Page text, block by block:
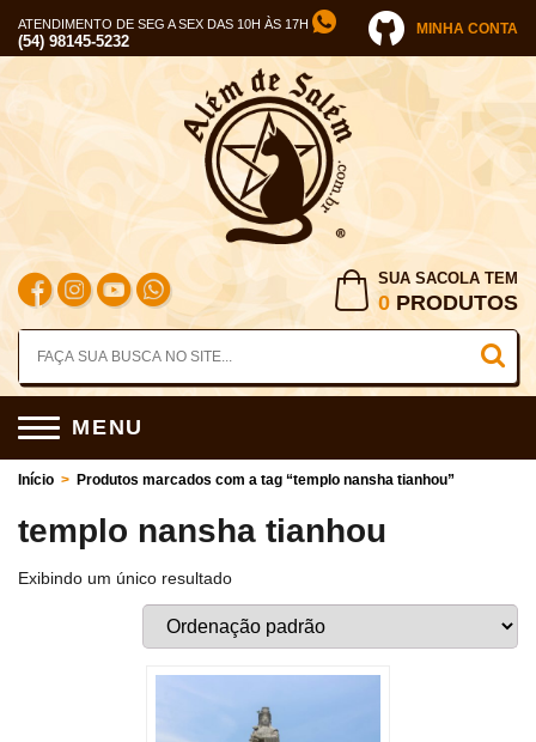
ATENDIMENTO DE SEG A SEX DAS 10H ÀS 17H
(54) 98145-5232
MINHA CONTA
SUA SACOLA TEM
0 PRODUTOS
MENU
Início > Produtos marcados com a tag “templo nansha tianhou”
templo nansha tianhou
Exibindo um único resultado